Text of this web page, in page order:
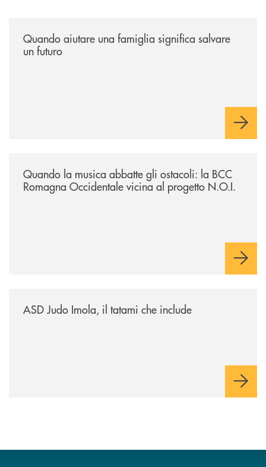
Quando aiutare una famiglia significa salvare
un futuro
Quando la musica abbatte gli ostacoli: la BCC
Romagna Occidentale vicina al progetto N.O.I.
ASD Judo Imola, il tatami che include